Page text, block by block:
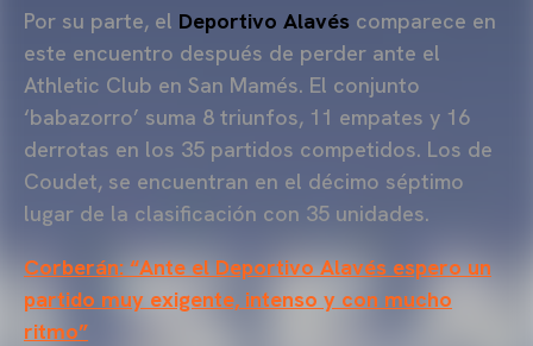
Por su parte, el Deportivo Alavés comparece en
este encuentro después de perder ante el
Athletic Club en San Mamés. El conjunto
‘babazorro’ suma 8 triunfos, 11 empates y 16
derrotas en los 35 partidos competidos. Los de
Coudet, se encuentran en el décimo séptimo
lugar de la clasificación con 35 unidades.
Corberán: “Ante el Deportivo Alavés espero un
partido muy exigente, intenso y con mucho
ritmo”